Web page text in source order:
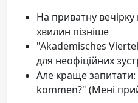
На приватну
хвилин пізніше
"Akademisches
для неофіційних
Але краще
kommen?" (Мені